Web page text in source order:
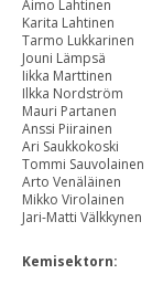
Aimo Lahtinen
Karita Lahtinen
Tarmo Lukkarinen
Jouni Lämpsä
Iikka Marttinen
Ilkka Nordström
Mauri Partanen
Anssi Piirainen
Ari Saukkokoski
Tommi Sauvolainen
Arto Venäläinen
Mikko Virolainen
Jari-Matti Välkkynen
Kemisektorn: